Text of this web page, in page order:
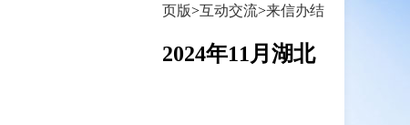
页版>互动交流>来信办结
2024年11月湖北